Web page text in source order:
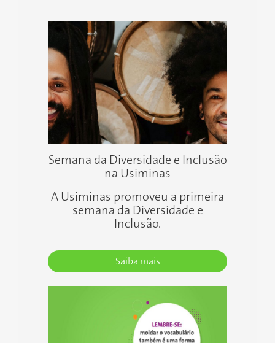
Semana da Diversidade e Inclusão
na Usiminas
A Usiminas promoveu a primeira
semana da Diversidade e
Inclusão.
Saiba mais